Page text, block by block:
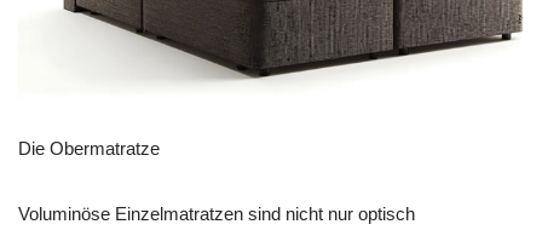
Die Obermatratze
Voluminöse Einzelmatratzen sind nicht nur optisch